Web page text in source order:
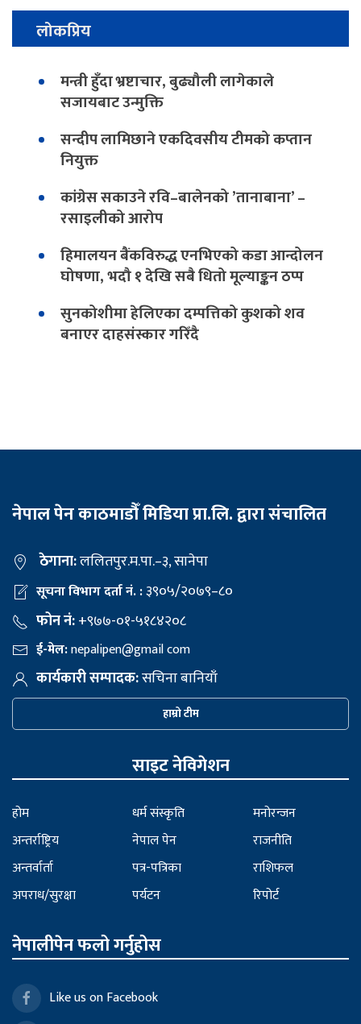
लोकप्रिय
मन्त्री हुँदा भ्रष्टाचार, बुढ्यौली लागेकाले
सजायबाट उन्मुक्ति
सन्दीप लामिछाने एकदिवसीय टीमको कप्तान
नियुक्त
कांग्रेस सकाउने रवि–बालेनको ’तानाबाना’ –
रसाइलीको आरोप
हिमालयन बैंकविरुद्ध एनभिएको कडा आन्दोलन
घोषणा, भदौ १ देखि सबै धितो मूल्याङ्कन ठप्प
सुनकोशीमा हेलिएका दम्पत्तिको कुशको शव
बनाएर दाहसंस्कार गरिँदै
नेपाल पेन काठमाडौँ मिडिया प्रा.लि. द्वारा संचालित
ठेगाना:ललितपुर.म.पा.–३, सानेपा
सूचना विभाग दर्ता नं. :३९०५/२०७९–८०
फोन नं:+९७७-०१-५१८४२०८
ई-मेल:nepalipen@gmail com
कार्यकारी सम्पादक:सचिना बानियाँ
हाम्रो टीम
साइट नेविगेशन
होम
अन्तर्राष्ट्रिय
अन्तर्वार्ता
अपराध/सुरक्षा
धर्म संस्कृति
नेपाल पेन
पत्र-पत्रिका
पर्यटन
मनोरन्जन
राजनीति
राशिफल
रिपोर्ट
नेपालीपेन फलो गर्नुहोस
Like us on Facebook